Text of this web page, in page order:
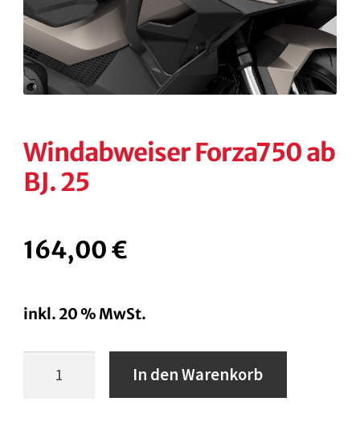
KASSE
RECHTLICHES
öffnen
Windabweiser Forza750 ab
BJ. 25
164,00€
inkl. 20 % MwSt.
In den Warenkorb